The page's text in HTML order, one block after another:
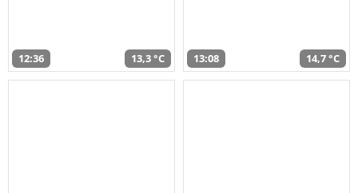
12:36 13,3 °C 13:08 14,7 °C